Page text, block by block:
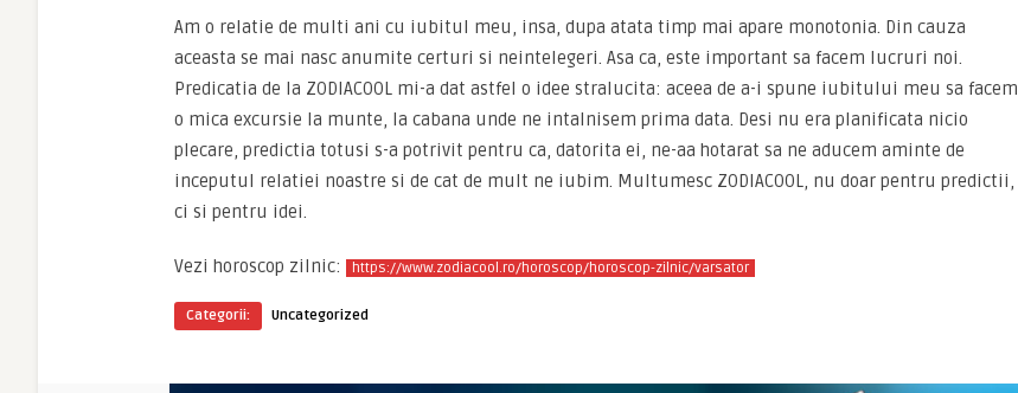
Am o relatie de multi ani cu iubitul meu, insa, dupa atata timp mai apare monotonia. Din cauza
aceasta se mai nasc anumite certuri si neintelegeri. Asa ca, este important sa facem lucruri noi.
Predicatia de la ZODIACOOL mi-a dat astfel o idee stralucita: aceea de a-i spune iubitului meu sa facem
o mica excursie la munte, la cabana unde ne intalnisem prima data. Desi nu era planificata nicio
plecare, predictia totusi s-a potrivit pentru ca, datorita ei, ne-aa hotarat sa ne aducem aminte de
inceputul relatiei noastre si de cat de mult ne iubim. Multumesc ZODIACOOL, nu doar pentru predictii,
ci si pentru idei.
Vezi horoscop zilnic: https://www.zodiacool.ro/horoscop/horoscop-zilnic/varsator
Categorii: Uncategorized